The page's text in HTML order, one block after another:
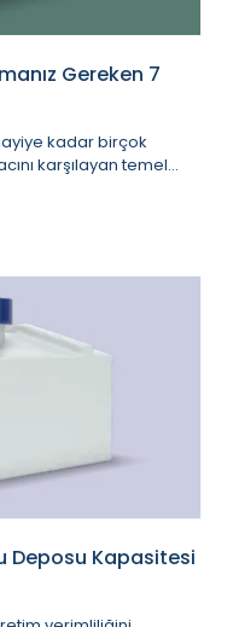
Gereken 7
kadar birçok
karşılayan temel
Deposu Kapasitesi